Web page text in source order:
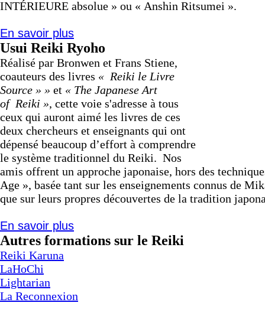
INTÉRIEURE absolue » ou « Anshin Ritsumei ».
En savoir plus
Usui Reiki Ryoho
Réalisé par Bronwen et Frans Stiene,
coauteurs des livres « Reiki le Livre
Source » » et « The Japanese Art
of Reiki », cette voie s'adresse à tous
ceux qui auront aimé les livres de ces
deux chercheurs et enseignants qui ont
dépensé beaucoup d’effort à comprendre
le système traditionnel du Reiki. Nos
amis offrent un approche japonaise, hors des
Age », basée tant sur les enseignements connus de
que sur leurs propres découvertes de la tradition
En savoir plus
Autres formations sur le Reiki
Reiki Karuna
LaHoChi
Lightarian
La Reconnexion